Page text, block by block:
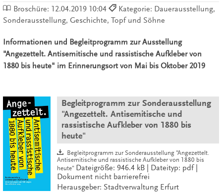
Broschüre: 12.04.2019 10:04
Kategorie: Dauerausstellung,
Sonderausstellung, Geschichte, Topf und Söhne
Informationen und Begleitprogramm zur Ausstellung
"Angezettelt. Antisemitische und rassistische Aufkleber von
1880 bis heute" im Erinnerungsort von Mai bis Oktober 2019
Begleitprogramm zur Sonderausstellung
"Angezettelt. Antisemitische und
rassistische Aufkleber von 1880 bis
heute"
Begleitprogramm zur Sonderausstellung "Angezettelt.
Antisemitische und rassistische Aufkleber von 1880 bis
heute" Dateigröße: 946.4 kB | Dateityp: pdf |
Dokument nicht barrierefrei
Herausgeber: Stadtverwaltung Erfurt